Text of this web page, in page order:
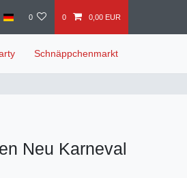
0 0 0,00 EUR
Schnäppchenmarkt
Neu Karneval